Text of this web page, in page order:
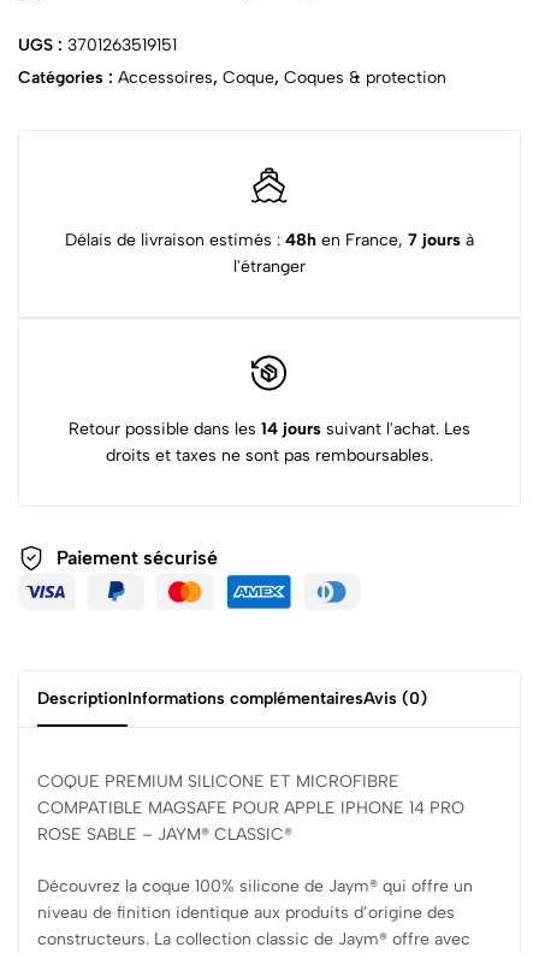
UGS : 3701263519151
Catégories : Accessoires, Coque, Coques & protection
Délais de livraison estimés : 48h en France, 7 jours à
l'étranger
Retour possible dans les 14 jours suivant l'achat. Les
droits et taxes ne sont pas remboursables.
Paiement sécurisé
DescriptionInformations complémentairesAvis (0)
COQUE PREMIUM SILICONE ET MICROFIBRE
COMPATIBLE MAGSAFE POUR APPLE IPHONE 14 PRO
ROSE SABLE – JAYM® CLASSIC®
Découvrez la coque 100% silicone de Jaym® qui offre un
niveau de finition identique aux produits d’origine des
constructeurs. La collection classic de Jaym® offre avec